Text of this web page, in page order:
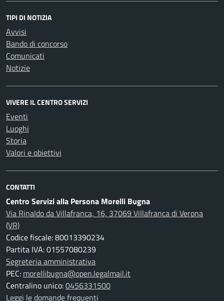
TIPI DI NOTIZIA
Avvisi
Bando di concorso
Comunicati
Notizie
VIVERE IL CENTRO SERVIZI
Eventi
Luoghi
Storia
Valori e obiettivi
CONTATTI
Centro Servizi alla Persona Morelli Bugna
Via Rinaldo da Villafranca, 16, 37069 Villafranca di Verona
(VR)
Codice fiscale: 80013390234
Partita IVA: 01557080239
Segreteria amministrativa
PEC: morellibugna@open.legalmail.it
Centralino unico:0456331500
Leggi le domande frequenti